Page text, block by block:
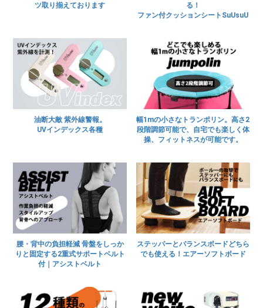
ツ取り揃えております
る！
ファン付クッションシートSuUsuU
油断大敵 紫外線警報。
UVインデックス各種
幅1mの小さなトランポリン。高さ2
段階調節可能で、自宅でも楽しく体
操、フィットネスが可能です。
腰・背中の負担軽減 骨盤をしっか
りと固定する2重式サポートベルト
付｜アシストベルト
ステッパーとバランスボードどちら
でも使える！エアーソフトボード